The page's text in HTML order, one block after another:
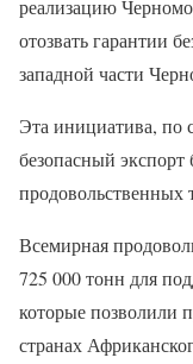
реализацию
отозвать гарантии
западной части
Эта инициатива, по
безопасный
продовольственных
Всемирная
725 000 тонн для
которые позволили
странах